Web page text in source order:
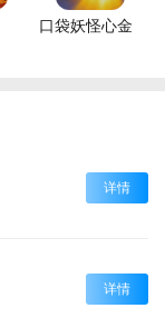
口袋妖怪心金
详情
详情